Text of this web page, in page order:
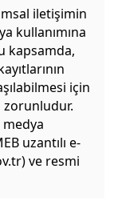
iletişimin
kullanımına
kapsamda,
için
zorunludur.
uzantılı e-
ve resmi